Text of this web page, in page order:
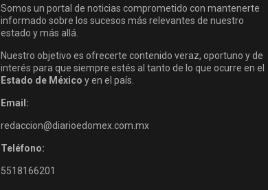
Somos un portal de noticias comprometido con mantenerte
informado sobre los sucesos más relevantes de nuestro
estado y más allá.
Nuestro objetivo es ofrecerte contenido veraz, oportuno y de
interés para que siempre estés al tanto de lo que ocurre en el
Estado de México y en el país.
Email:
redaccion@diarioedomex.com.mx
Teléfono:
5518166201